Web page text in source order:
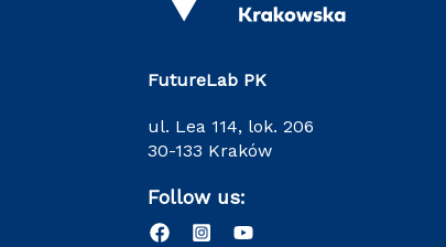
FutureLab PK
ul. Lea 114, lok. 206
30-133 Kraków
Follow us: